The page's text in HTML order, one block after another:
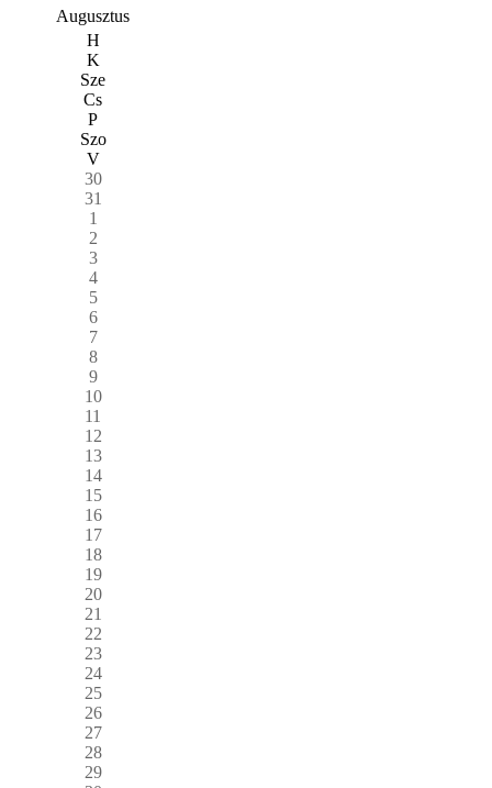
Augusztus
H
K
Sze
Cs
P
Szo
V
30
31
1
2
3
4
5
6
7
8
9
10
11
12
13
14
15
16
17
18
19
20
21
22
23
24
25
26
27
28
29